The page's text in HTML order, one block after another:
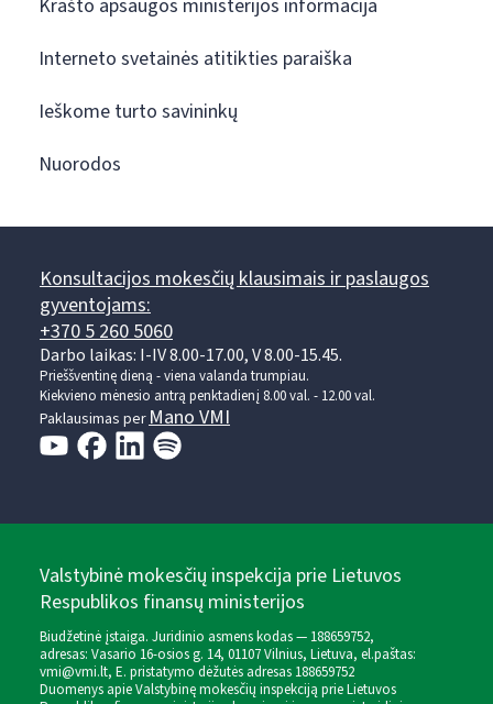
Krašto apsaugos ministerijos informacija
Interneto svetainės atitikties paraiška
Ieškome turto savininkų
Nuorodos
Konsultacijos mokesčių klausimais ir paslaugos
gyventojams:
+370 5 260 5060
Darbo laikas: I-IV 8.00-17.00, V 8.00-15.45.
Prieššventinę dieną - viena valanda trumpiau.
Kiekvieno mėnesio antrą penktadienį 8.00 val. - 12.00 val.
Paklausimas perMano VMI
Valstybinė mokesčių inspekcija prie Lietuvos
Respublikos finansų ministerijos
Biudžetinė įstaiga. Juridinio asmens kodas — 188659752,
adresas: Vasario 16-osios g. 14, 01107 Vilnius, Lietuva, el.paštas:
vmi@vmi.lt, E. pristatymo dėžutės adresas 188659752
Duomenys apie Valstybinę mokesčių inspekciją prie Lietuvos